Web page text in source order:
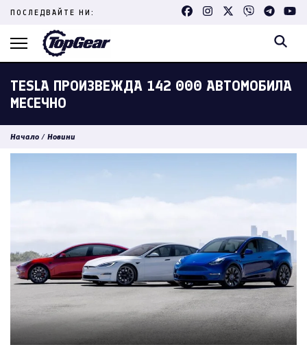
Skip
content
ПОСЛЕДВАЙТЕ НИ:
TESLA ПРОИЗВЕЖДА 142 000 АВТОМОБИЛА
МЕСЕЧНО
Начало / Новини